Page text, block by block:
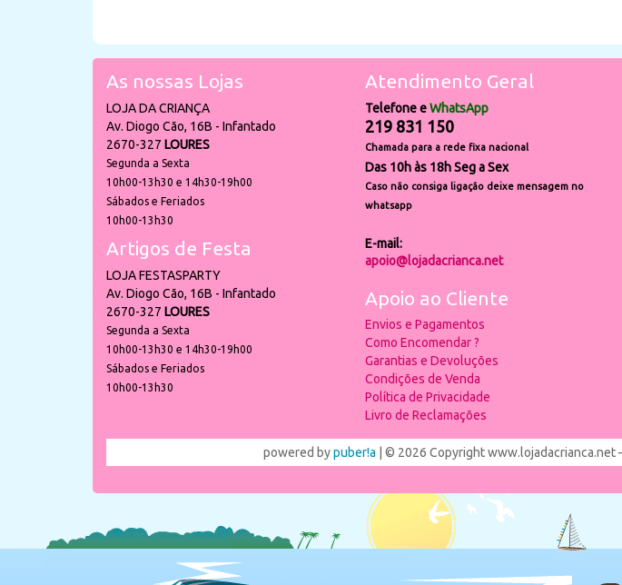
As nossas Lojas
LOJA DA CRIANÇA
Av. Diogo Cão, 16B - Infantado
2670-327 LOURES
Segunda a Sexta
10h00-13h30 e 14h30-19h00
Sábados e Feriados
10h00-13h30
Artigos de Festa
LOJA FESTASPARTY
Av. Diogo Cão, 16B - Infantado
2670-327 LOURES
Segunda a Sexta
10h00-13h30 e 14h30-19h00
Sábados e Feriados
10h00-13h30
Atendimento Geral
Telefone eWhatsApp
219 831 150
Chamada para a rede fixa nacional
Das 10h às 18h Seg a Sex
Caso não consiga ligação deixe mensagem no
whatsapp
E-mail:
apoio@lojadacrianca.net
Apoio ao Cliente
Envios e Pagamentos
Como Encomendar ?
Garantias e Devoluções
Condições de Venda
Política de Privacidade
Livro de Reclamações
powered bypuber!a | © 2026 Copyright www.lojadacrianca.net